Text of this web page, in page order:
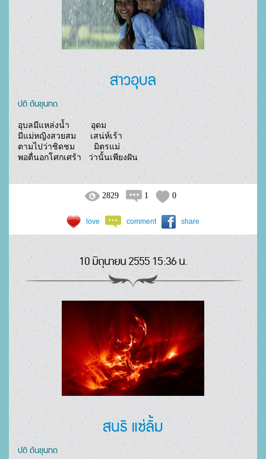
สาวอุบล
ปติ ตันขุนทด
อุบลมีแหล่งน้ำ         อุดม
มีแม่หญิงสวยสม      เสน่ห์เร้า
ตามไปว่าชิดชม        มิตรแม่
พอตื่นอกโศกเศร้า   ว่านั้นเพียงฝัน
2829 1 0
love comment share
10 มิถุนายน 2555 15:36 น.
สนธิ แซ่ลิ้ม
ปติ ตันขุนทด